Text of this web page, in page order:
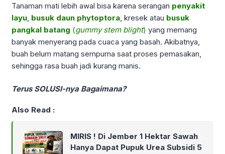
Tanaman mati lebih awal bisa karena serangan penyakit
layu, busuk daun phytoptora, kresek atau busuk
pangkal batang (gummy stem blight) yang memang
banyak menyerang pada cuaca yang basah. Akibatnya,
buah belum matang sempurna saat proses pemasakan,
sehingga rasa buah jadi kurang manis.
Terus SOLUSI-nya Bagaimana?
Also Read :
MIRIS ! Di Jember 1 Hektar Sawah
Hanya Dapat Pupuk Urea Subsidi 5